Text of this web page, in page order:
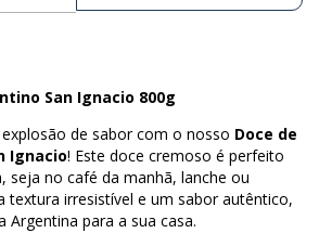
San Ignacio 800g
de sabor com o nosso Doce de
Ignacio! Este doce cremoso é perfeito
seja no café da manhã, lanche ou
textura irresistível e um sabor autêntico,
Argentina para a sua casa.